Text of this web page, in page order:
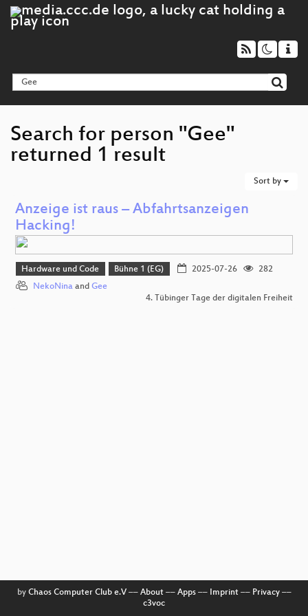
Search for person "Gee"
returned 1 result
Sort by
Anzeige ist raus – Abfahrtsanzeigen
Hacking!
Hardware und Code Bühne 1 (EG) 2025-07-26
282
NekoNina and Gee
4. Tübinger Tage der digitalen Freiheit
by Chaos Computer Club e.V–– About–– Apps–– Imprint–– Privacy––
c3voc